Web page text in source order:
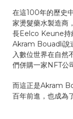
在這100年的歷史
家燙髮藥水製造商
長Eelco Keune持
Akram Bouadli說
入數位世界在自然
們併購一家NFT公
而這正是Akram
百年前進，也成為